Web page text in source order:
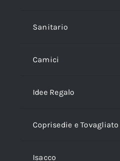
Sanitario
Camici
Idee Regalo
Coprisedie e Tovagliato
Isacco